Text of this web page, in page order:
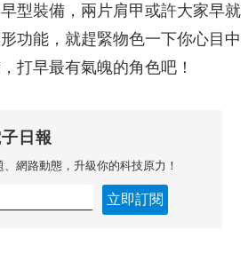
型裝備，兩片肩甲或許大家早就
功能，就趕緊物色一下你心目中
打早最有氣魄的角色吧！
日報
網路動態，升級你的科技原力！
立即訂閱